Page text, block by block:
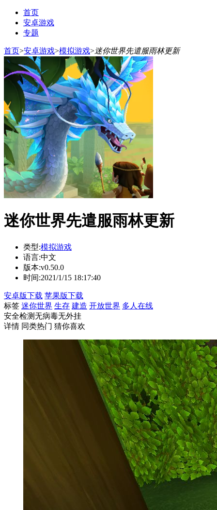
首页
安卓游戏
专题
首页>安卓游戏>模拟游戏>迷你世界先遣服雨林更新
迷你世界先遣服雨林更新
类型:模拟游戏
语言:中文
版本:v0.50.0
时间:2021/1/15 18:17:40
安卓版下载 苹果版下载
标签 迷你世界 生存 建造 开放世界 多人在线
安全检测无病毒无外挂
详情 同类热门 猜你喜欢